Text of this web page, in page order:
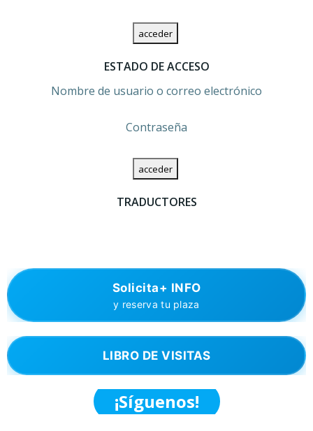
ESTADO DE ACCESO
Nombre de usuario o correo electrónico
Contraseña
TRADUCTORES
Solicita+ INFO
y reserva tu plaza
LIBRO DE VISITAS
¡Síguenos!